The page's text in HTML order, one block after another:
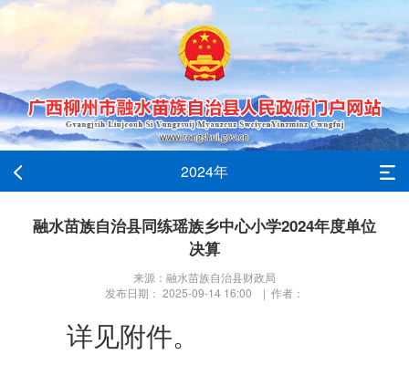
2024年
融水苗族自治县同练瑶族乡中心小学2024年度单位
决算
来源：融水苗族自治县财政局
发布日期： 2025-09-14 16:00 | 作者：
详见附件。